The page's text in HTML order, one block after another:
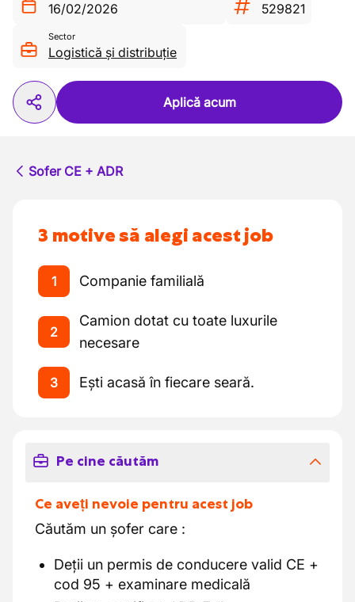
16/02/2026 529821
Sector
Logistică și distribuție
Aplică acum
Sofer CE + ADR
3 motive să alegi acest job
1 Companie familială
2
Camion dotat cu toate luxurile
necesare
3 Ești acasă în fiecare seară.
Pe cine căutăm
Ce aveți nevoie pentru acest job
Căutăm un șofer care :
Deții un permis de conducere valid CE +
cod 95 + examinare medicală